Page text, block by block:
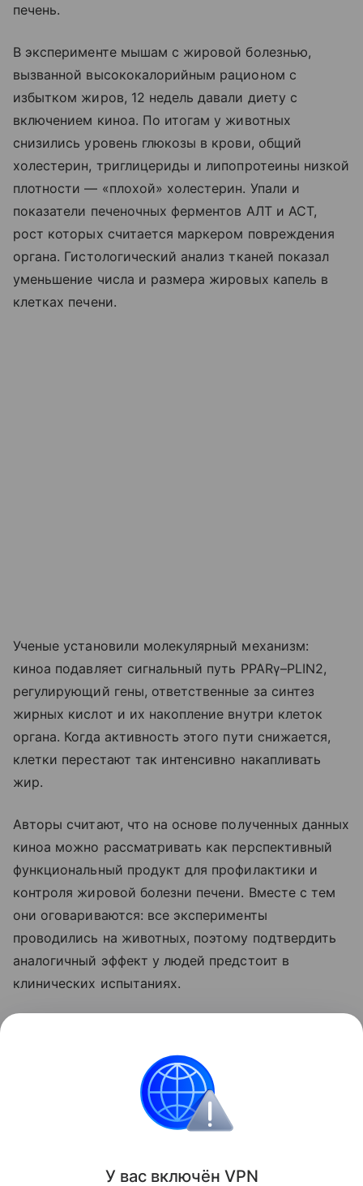
печень.
В эксперименте мышам с жировой болезнью,
вызванной высококалорийным рационом с
избытком жиров, 12 недель давали диету с
включением киноа. По итогам у животных
снизились уровень глюкозы в крови, общий
холестерин, триглицериды и липопротеины низкой
плотности — «плохой» холестерин. Упали и
показатели печеночных ферментов АЛТ и АСТ,
рост которых считается маркером повреждения
органа. Гистологический анализ тканей показал
уменьшение числа и размера жировых капель в
клетках печени.
Ученые установили молекулярный механизм:
киноа подавляет сигнальный путь PPARγ–PLIN2,
регулирующий гены, ответственные за синтез
жирных кислот и их накопление внутри клеток
органа. Когда активность этого пути снижается,
клетки перестают так интенсивно накапливать
жир.
Авторы считают, что на основе полученных данных
киноа можно рассматривать как перспективный
функциональный продукт для профилактики и
контроля жировой болезни печени. Вместе с тем
они оговариваются: все эксперименты
проводились на животных, поэтому подтвердить
аналогичный эффект у людей предстоит в
клинических испытаниях.
жировой болезни печени.
Красота и здоровье
Поделиться
У вас включён VPN